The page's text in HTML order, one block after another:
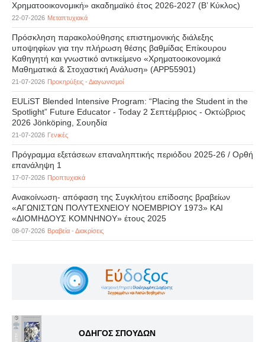
Χρηματοοικονομική» ακαδημαϊκό έτος 2026-2027 (B’ Kύκλος)
22-07-2026 Μεταπτυχιακά
Πρόσκληση παρακολούθησης επιστημονικής διάλεξης
υποψηφίων για την πλήρωση θέσης βαθμίδας Επίκουρου
Καθηγητή και γνωστικό αντικείμενο «Χρηματοοικονομικά
Μαθηματικά & Στοχαστική Ανάλυση» (APP55901)
21-07-2026 Προκηρύξεις - Διαγωνισμοί
EULiST Blended Intensive Program: “Placing the Student in the
Spotlight” Future Educator - Today 2 Σεπτέμβριος - Οκτώβριος
2026 Jönköping, Σουηδία
21-07-2026 Γενικές
Πρόγραμμα εξετάσεων επαναληπτικής περιόδου 2025-26 / Ορθή
επανάληψη 1
17-07-2026 Προπτυχιακά
Ανακοίνωση- απόφαση της Συγκλήτου επίδοσης βραβείων
«ΑΓΩΝΙΣΤΩΝ ΠΟΛΥΤΕΧΝΕΙΟΥ ΝΟΕΜΒΡΙΟΥ 1973» ΚΑΙ
«ΔΙΟΜΗΔΟΥΣ ΚΟΜΝΗΝΟΥ» έτους 2025
08-07-2026 Βραβεία - Διακρίσεις
ΟΔΗΓΟΣ ΣΠΟΥΔΩΝ